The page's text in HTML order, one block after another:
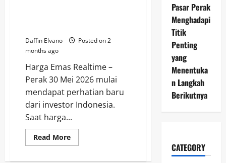
Daffin Elvano
Posted on 2
months ago
Harga Emas Realtime –
Perak 30 Mei 2026 mulai
mendapat perhatian baru
dari investor Indonesia.
Saat harga...
Read MoreRead
more
Pasar Perak
Menghadapi
Titik
Penting
yang
Menentuka
n Langkah
Berikutnya
CATEGORY